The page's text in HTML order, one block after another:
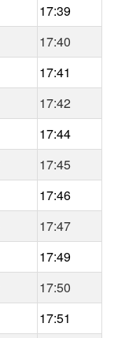
17:39
17:40
17:41
17:42
17:44
17:45
17:46
17:47
17:49
17:50
17:51